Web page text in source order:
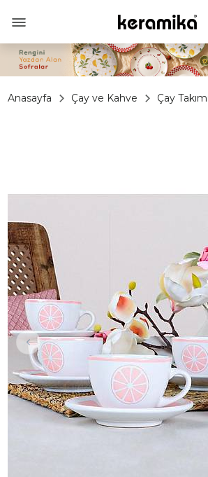
Anasayfa Çay ve Kahve Çay Takımı